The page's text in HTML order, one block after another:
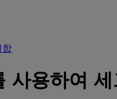
합
사용하여